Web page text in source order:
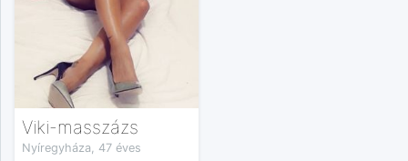
Viki-masszázs
Nyíregyháza, 47 éves